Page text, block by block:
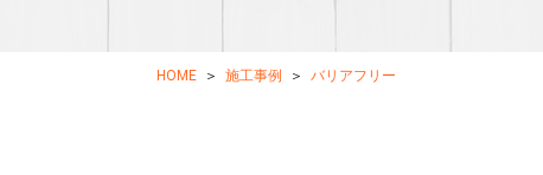
HOME 施工事例 バリアフリー